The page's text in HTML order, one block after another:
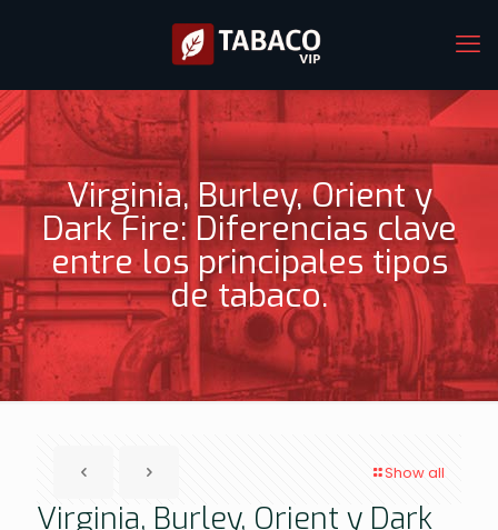
Virginia, Burley, Orient y
Dark Fire: Diferencias clave
entre los principales tipos
de tabaco.
Show all
Virginia, Burley, Orient y Dark